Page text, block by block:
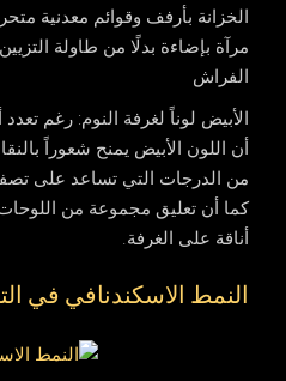
الخزانة بأرفف وقوائم معدنية
مرآة بإضاءة بدلًا من طاولة
الفراش
الأبيض لوناً لغرفة النوم: رغم تعدد
أن اللون الأبيض يمنح شعوراً
من الدرجات التي تساعد على
كما أن تعليق مجموعة من
أناقة على الغرفة.
النمط الاسكندنافي في